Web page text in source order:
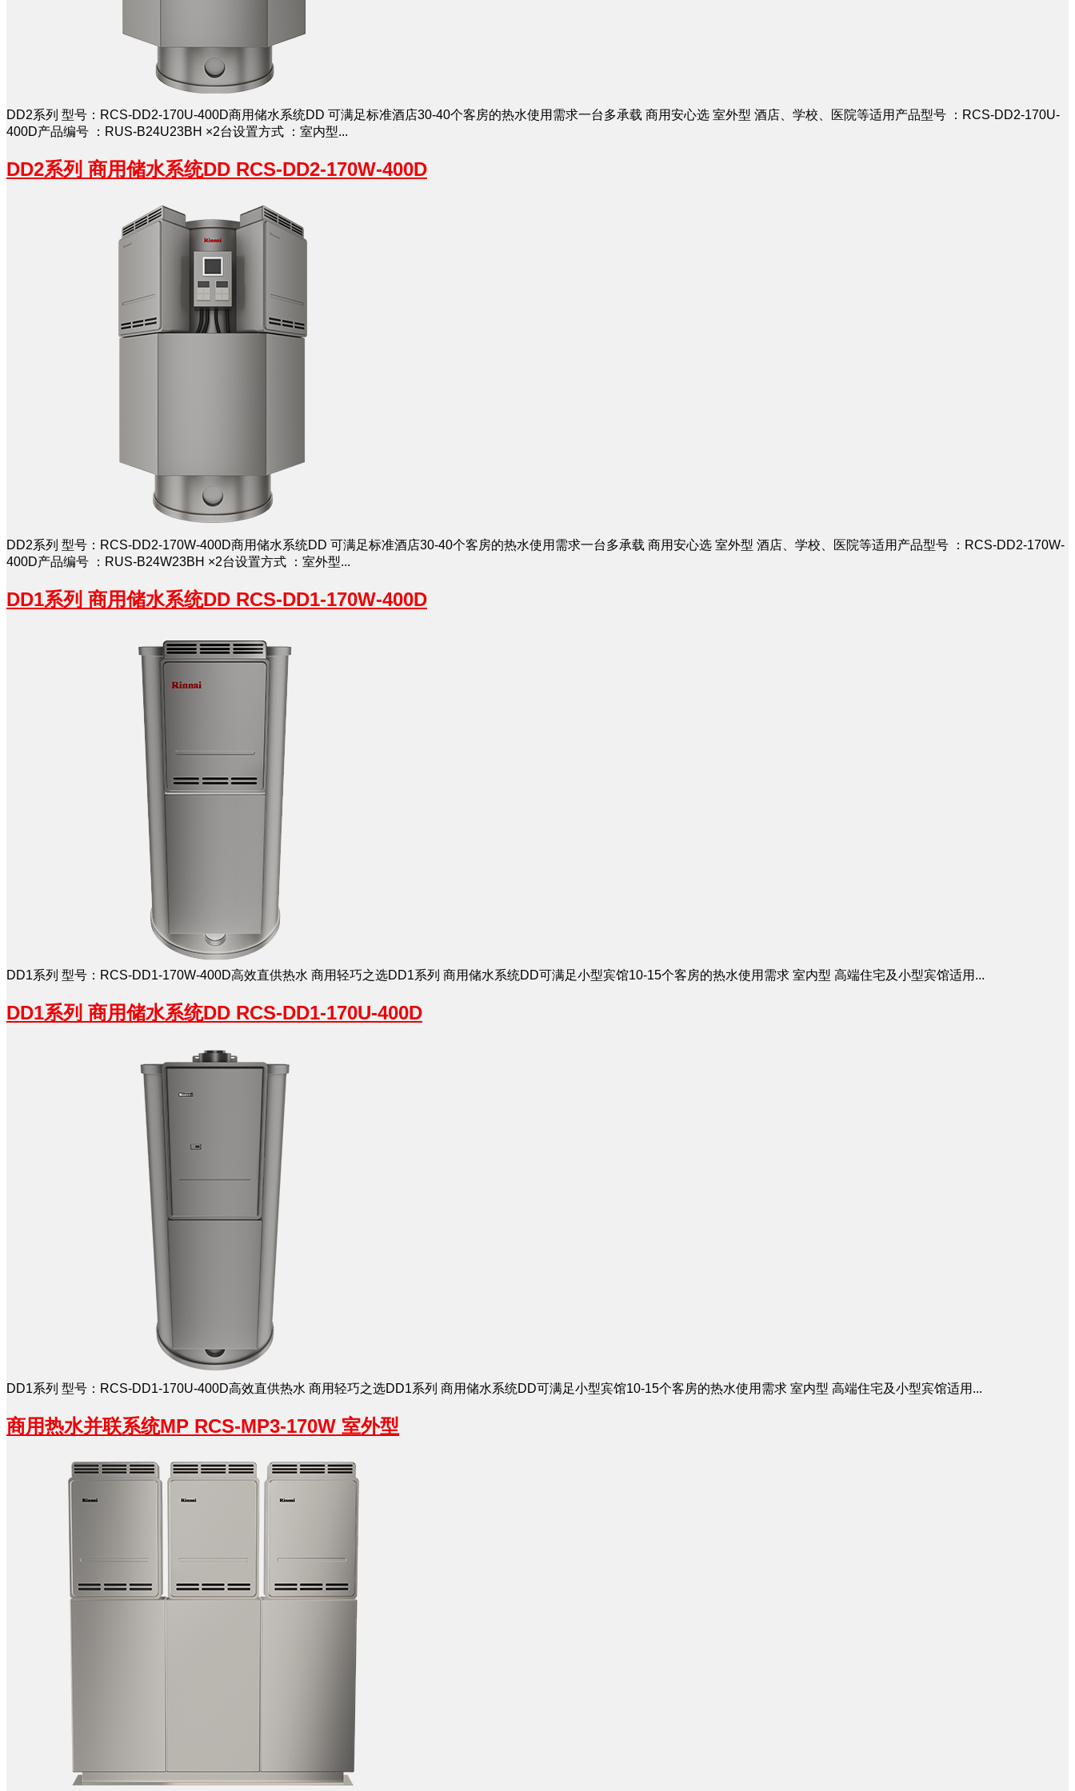
DD2系列 型号：RCS-DD2-170U-400D商用储水系统DD 可满足标准酒店30-40个客房的热水使用需求一台多承载 商用安心选 室外型 酒店、学校、医院等适用产品型号 ：RCS-DD2-170U-
400D产品编号 ：RUS-B24U23BH ×2台设置方式 ：室内型...
DD2系列 商用储水系统DD RCS-DD2-170W-400D
DD2系列 型号：RCS-DD2-170W-400D商用储水系统DD 可满足标准酒店30-40个客房的热水使用需求一台多承载 商用安心选 室外型 酒店、学校、医院等适用产品型号 ：RCS-DD2-170W-
400D产品编号 ：RUS-B24W23BH ×2台设置方式 ：室外型...
DD1系列 商用储水系统DD RCS-DD1-170W-400D
DD1系列 型号：RCS-DD1-170W-400D高效直供热水 商用轻巧之选DD1系列 商用储水系统DD可满足小型宾馆10-15个客房的热水使用需求 室内型 高端住宅及小型宾馆适用...
DD1系列 商用储水系统DD RCS-DD1-170U-400D
DD1系列 型号：RCS-DD1-170U-400D高效直供热水 商用轻巧之选DD1系列 商用储水系统DD可满足小型宾馆10-15个客房的热水使用需求 室内型 高端住宅及小型宾馆适用...
商用热水并联系统MP RCS-MP3-170W ​室外型